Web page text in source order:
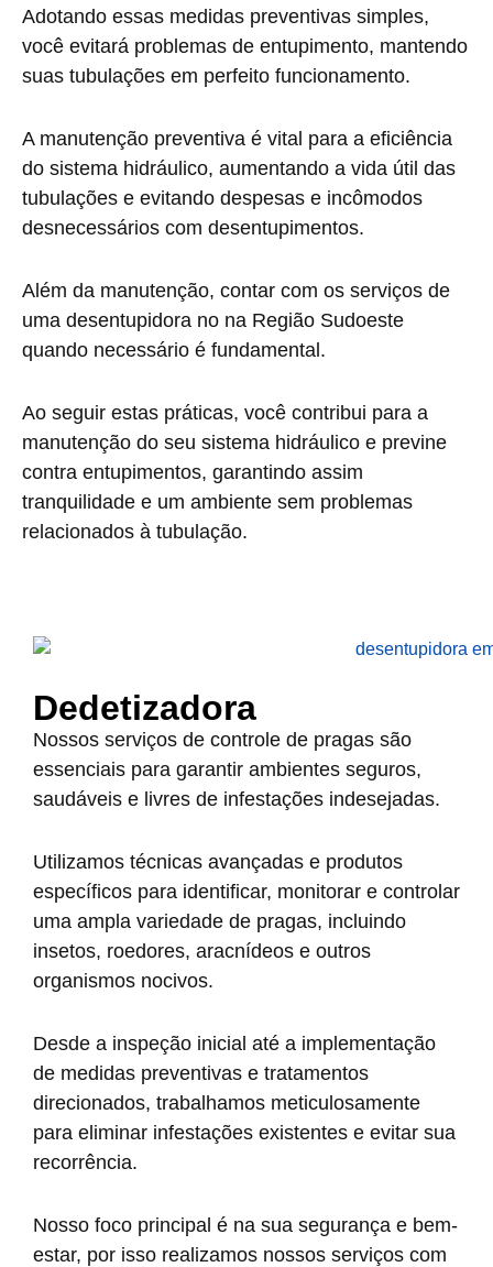
Adotando essas medidas preventivas simples,
você evitará problemas de entupimento, mantendo
suas tubulações em perfeito funcionamento.
A manutenção preventiva é vital para a eficiência
do sistema hidráulico, aumentando a vida útil das
tubulações e evitando despesas e incômodos
desnecessários com desentupimentos.
Além da manutenção, contar com os serviços de
uma desentupidora no na Região Sudoeste
quando necessário é fundamental.
Ao seguir estas práticas, você contribui para a
manutenção do seu sistema hidráulico e previne
contra entupimentos, garantindo assim
tranquilidade e um ambiente sem problemas
relacionados à tubulação.
Dedetizadora
Nossos serviços de controle de pragas são
essenciais para garantir ambientes seguros,
saudáveis e livres de infestações indesejadas.
Utilizamos técnicas avançadas e produtos
específicos para identificar, monitorar e controlar
uma ampla variedade de pragas, incluindo
insetos, roedores, aracnídeos e outros
organismos nocivos.
Desde a inspeção inicial até a implementação
de medidas preventivas e tratamentos
direcionados, trabalhamos meticulosamente
para eliminar infestações existentes e evitar sua
recorrência.
Nosso foco principal é na sua segurança e bem-
estar, por isso realizamos nossos serviços com